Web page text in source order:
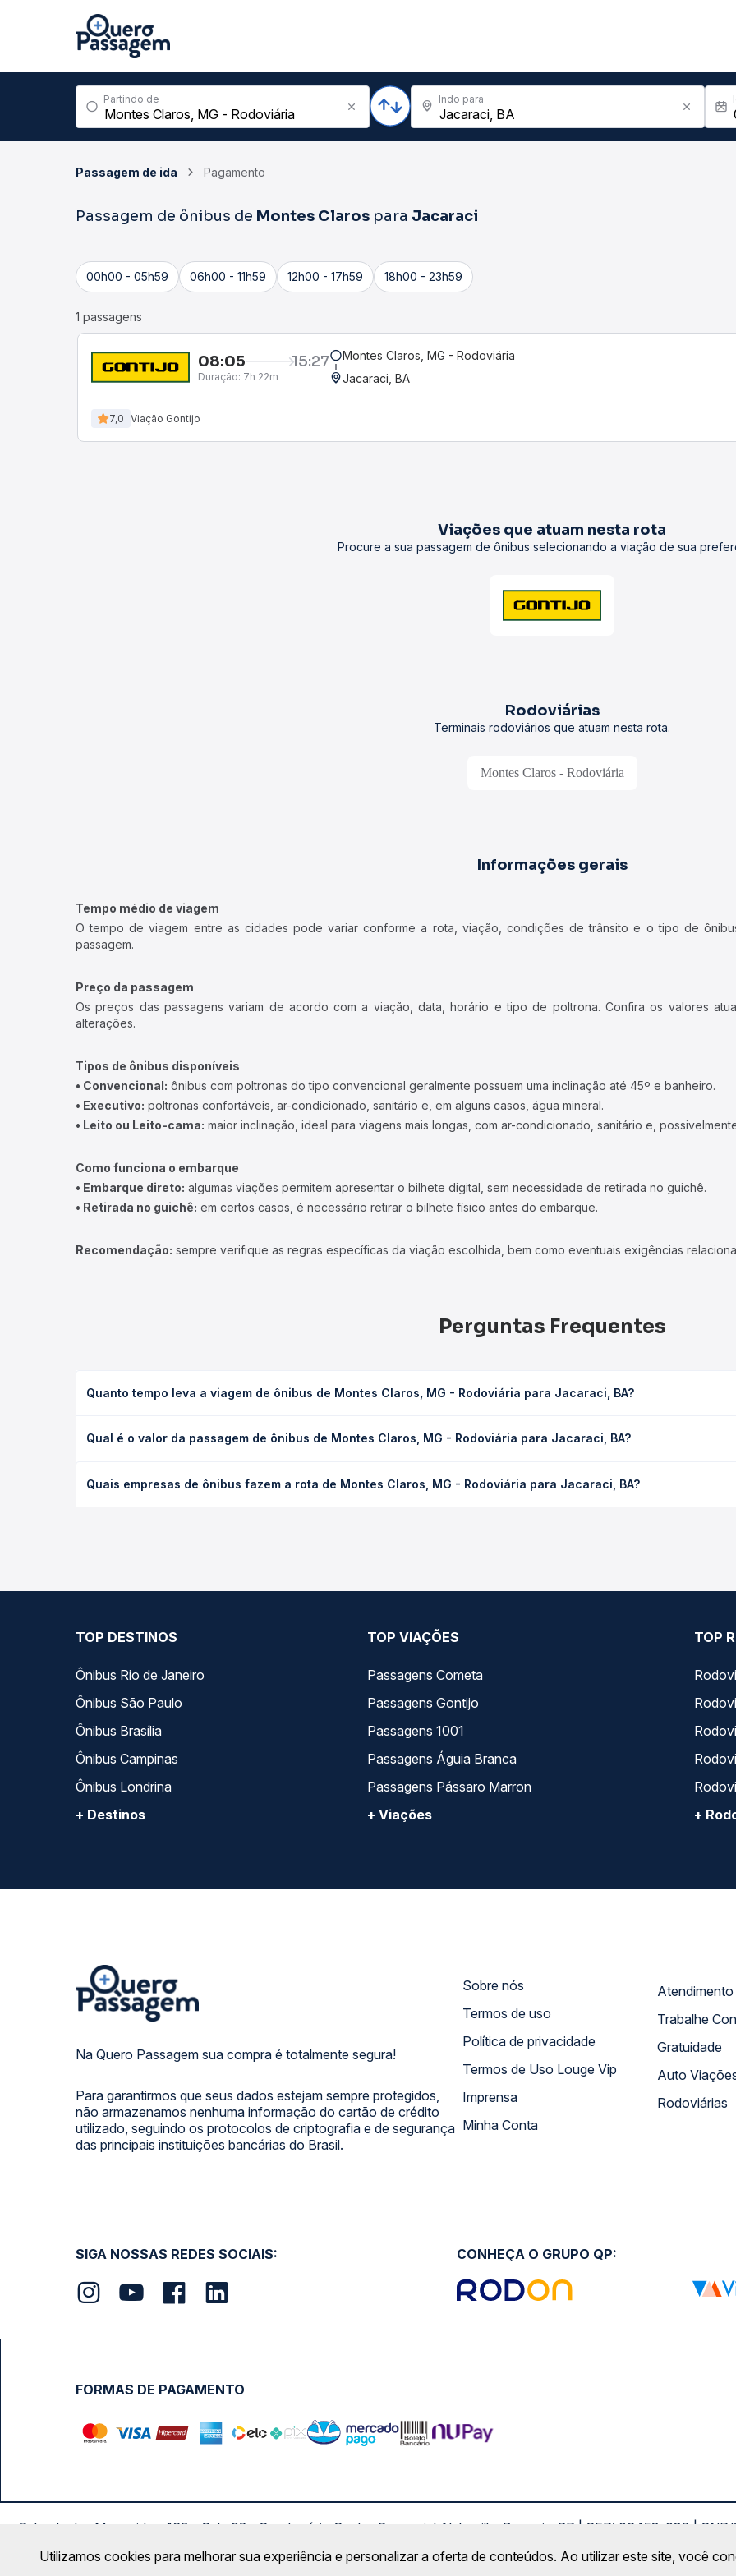
Partindo de Indo para
Passagem de ida Pagamento
Passagem de ônibus de Montes Claros para Jacaraci
00h00 - 05h59 06h00 - 11h59 12h00 - 17h59 18h00 - 23h59
1 passagens
08:05 15:27
Duração: 7h 22m
Montes Claros, MG - Rodoviária
Jacaraci, BA
7,0 Viação Gontijo
Viações que atuam nesta rota
Procure a sua passagem de ônibus selecionando a viação de sua
Rodoviárias
Terminais rodoviários que atuam nesta rota.
Montes Claros - Rodoviária
Informações gerais
Tempo médio de viagem
O tempo de viagem entre as cidades pode variar conforme a rota, viação, condições de trânsito e o tipo de
passagem.
Preço da passagem
Os preços das passagens variam de acordo com a viação, data, horário e tipo de poltrona. Confira os valores
alterações.
Tipos de ônibus disponíveis
• Convencional: ônibus com poltronas do tipo convencional geralmente possuem uma inclinação até 45º e banheiro.
• Executivo: poltronas confortáveis, ar-condicionado, sanitário e, em alguns casos, água mineral.
• Leito ou Leito-cama: maior inclinação, ideal para viagens mais longas, com ar-condicionado, sanitário e,
Como funciona o embarque
• Embarque direto: algumas viações permitem apresentar o bilhete digital, sem necessidade de retirada no guichê.
• Retirada no guichê: em certos casos, é necessário retirar o bilhete físico antes do embarque.
Recomendação: sempre verifique as regras específicas da viação escolhida, bem como eventuais exigências
Perguntas Frequentes
Quanto tempo leva a viagem de ônibus de Montes Claros, MG - Rodoviária para Jacaraci, BA?
executivo ou leito) e as condições de tráfego. Na Quero Passagem você consulta os horários disponíveis e vê a
Qual é o valor da passagem de ônibus de Montes Claros, MG - Rodoviária para Jacaraci, BA?
poltrona e a antecedência da compra. Na Quero Passagem você compara os preços de todas as viações em tempo
Quais empresas de ônibus fazem a rota de Montes Claros, MG - Rodoviária para Jacaraci, BA?
TOP DESTINOS
Ônibus Rio de Janeiro
Ônibus São Paulo
Ônibus Brasília
Ônibus Campinas
Ônibus Londrina
+ Destinos
TOP VIAÇÕES
Passagens Cometa
Passagens Gontijo
Passagens 1001
Passagens Águia Branca
Passagens Pássaro Marron
+ Viações
TOP
+
Na Quero Passagem sua compra é totalmente segura!
Para garantirmos que seus dados estejam sempre protegidos,
não armazenamos nenhuma informação do cartão de crédito
utilizado, seguindo os protocolos de criptografia e de segurança
das principais instituições bancárias do Brasil.
Sobre nós
Termos de uso
Política de privacidade
Termos de Uso Louge Vip
Imprensa
Minha Conta
Trabalhe
Gratuidade
Auto
Rodoviárias
SIGA NOSSAS REDES SOCIAIS: CONHEÇA O GRUPO QP:
FORMAS DE PAGAMENTO
Calçada das Margaridas, 163 - Sala 02 - Condomínio Centro Comercial Alphaville, Barueri - SP | CEP: 06453-038 |
Copyright 2026 © QueroPassagem.com.br
Utilizamos cookies para melhorar sua experiência e personalizar a oferta de conteúdos. Ao utilizar este site, você